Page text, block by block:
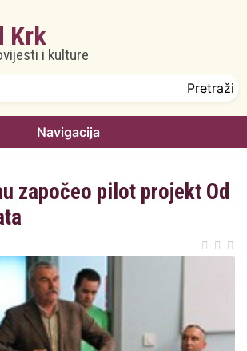
Krk
i kulture
Navigacija
započeo pilot projekt Od